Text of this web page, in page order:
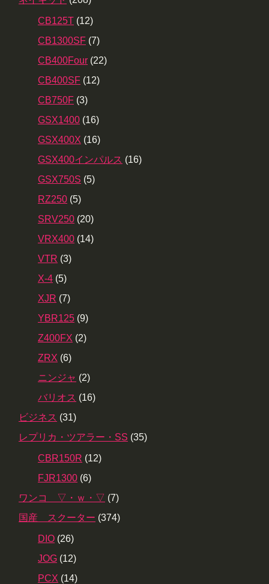
CB125T (12)
CB1300SF (7)
CB400Four (22)
CB400SF (12)
CB750F (3)
GSX1400 (16)
GSX400X (16)
GSX400インパルス (16)
GSX750S (5)
RZ250 (5)
SRV250 (20)
VRX400 (14)
VTR (3)
X-4 (5)
XJR (7)
YBR125 (9)
Z400FX (2)
ZRX (6)
ニンジャ (2)
バリオス (16)
ビジネス (31)
レプリカ・ツアラー・SS (35)
CBR150R (12)
FJR1300 (6)
ワンコ ▽・ｗ・▽ (7)
国産 スクーター (374)
DIO (26)
JOG (12)
PCX (14)